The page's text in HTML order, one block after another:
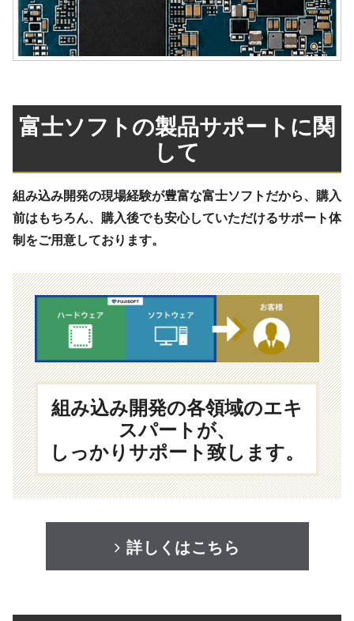
富士ソフトの製品サポートに関
して
組み込み開発の現場経験が豊富な富士ソフトだから、購入
前はもちろん、購入後でも安心していただけるサポート体
制をご用意しております。
組み込み開発の各領域のエキ
スパートが、
しっかりサポート致します。
詳しくはこちら